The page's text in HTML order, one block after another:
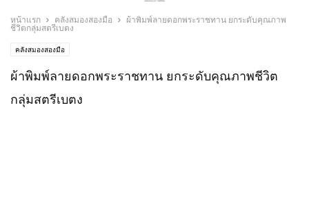
หน้าแรก คลังสมองสองมือ
ผ้าพิมพ์ลายดอกพระราชทาน ยกระดับคุณภาพ
ชีวิตกลุ่มสตรีเบตง
คลังสมองสองมือ
ผ้าพิมพ์ลายดอกพระราชทาน ยกระดับคุณภาพชีวิต
กลุ่มสตรีเบตง